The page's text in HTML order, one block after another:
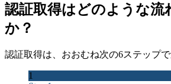
認証取得はどのような流
か？
認証取得は、おおむね次の6ステップで
1